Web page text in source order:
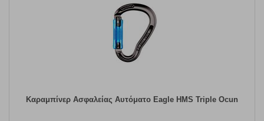
Kαραμπίνερ Ασφαλείας Αυτόματο Eagle HMS Triple Ocun